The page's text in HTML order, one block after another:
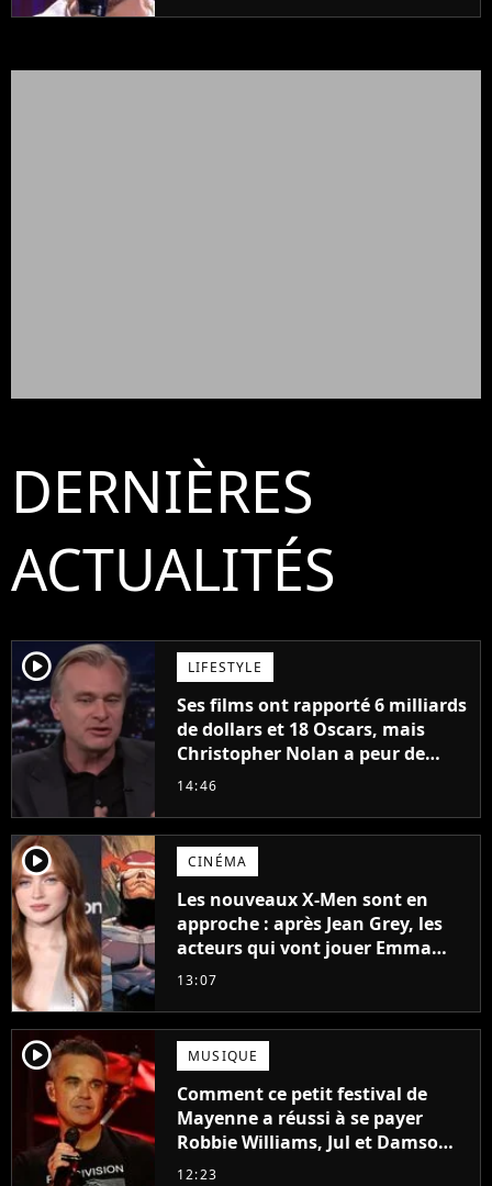
DERNIÈRES
ACTUALITÉS
player2 LIFESTYLE
Ses films ont rapporté 6 milliards
de dollars et 18 Oscars, mais
Christopher Nolan a peur de
tourner un genre de films très
14:46
player2 CINÉMA
Les nouveaux X-Men sont en
approche : après Jean Grey, les
acteurs qui vont jouer Emma
Frost et Cyclope trouvés !
13:07
player2 MUSIQUE
Comment ce petit festival de
Mayenne a réussi à se payer
Robbie Williams, Jul et Damso
cette année ?
12:23